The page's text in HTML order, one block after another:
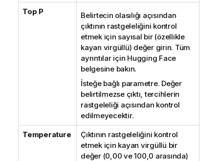
Top P
Belirtecin olasılığı açısından
çıktının rastgeleliğini kontrol
etmek için sayısal bir (özellikle
kayan virgüllü) değer girin. Tüm
ayrıntılar için Hugging Face
belgesine bakın.
İsteğe bağlı parametre. Değer
belirtilmezse çıktı, tercihlerin
rastgeleliği açısından kontrol
edilmeyecektir.
Temperature
Çıktının rastgeleliğini kontrol
etmek için kayan virgüllü bir
değer (0,00 ve 100,0 arasında)